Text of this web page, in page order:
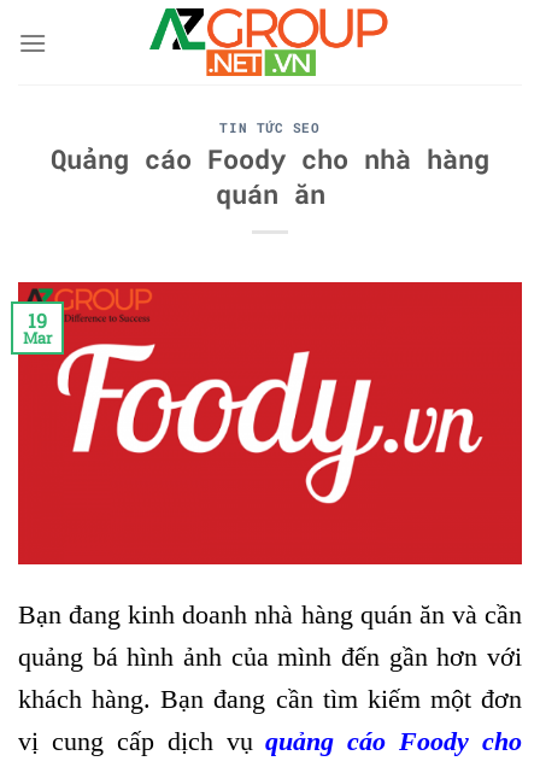
TIN TỨC SEO
Quảng cáo Foody cho nhà hàng
quán ăn
19
Mar
Bạn đang kinh doanh nhà hàng quán ăn và cần
quảng bá hình ảnh của mình đến gần hơn với
khách hàng. Bạn đang cần tìm kiếm một đơn
vị cung cấp dịch vụquảng cáo Foody cho